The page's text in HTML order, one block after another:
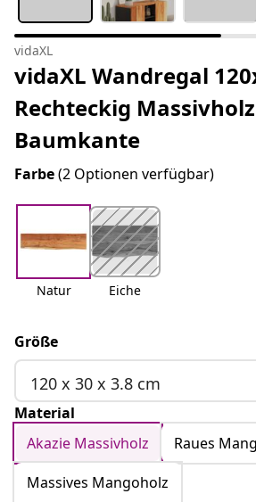
vidaXL
vidaXL Wandregal
Rechteckig
Baumkante
Farbe(2 Optionen verfügbar)
Natur Eiche
Größe
120 x 30 x 3.8 cm
Material
Akazie Massivholz
Raues
Massives Mangoholz